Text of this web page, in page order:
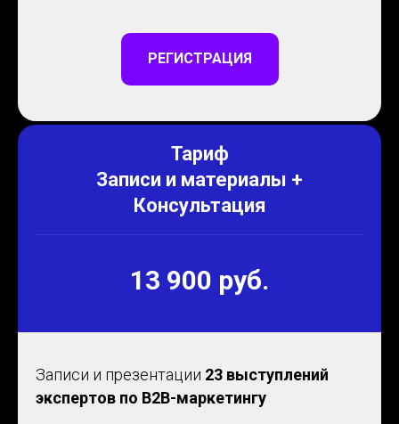
РЕГИСТРАЦИЯ
Тариф
Записи и материалы +
Консультация
13 900 руб.
Записи и презентации 23 выступлений
экспертов по B2B-маркетингу